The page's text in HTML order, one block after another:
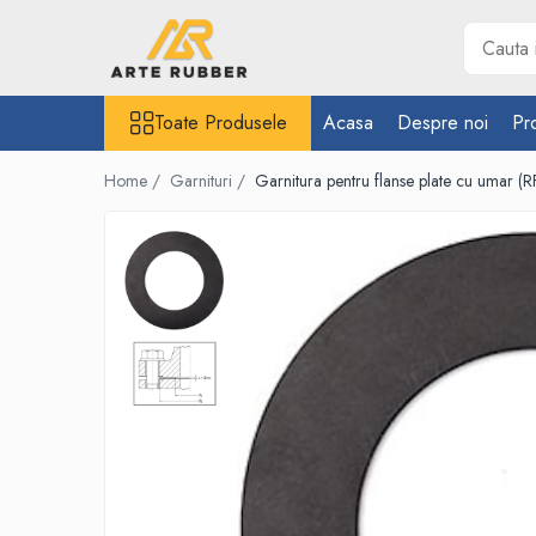
Toate Produsele
Etansare piston hidraulic
Profile din cauciuc
Snur din cauciuc
Cauciuc NBR (rezistent la uleiuri)
Cauciuc siliconic (MVQ)
Cauciuc EPDM spongios
Garnituri din cauciuc cu metal
Toate Produsele Acasa Despre noi
Home / Garnituri / Garnitura pentru flanse plate cu umar